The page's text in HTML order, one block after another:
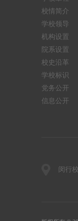
校情简介
学校领导
机构设置
院系设置
校史沿革
学校标识
党务公开
信息公开
闵行